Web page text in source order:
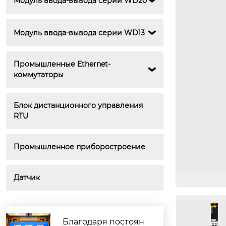
Модуль ввода-вывода серии WD13 
Промышленные Ethernet-
коммутаторы

Блок дистанционного управления
RTU
Промышленное приборостроение
Датчик
Благодаря постоян
4-канальный модуль ввода тер